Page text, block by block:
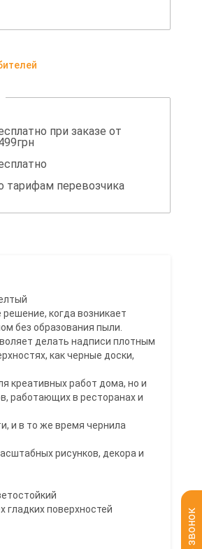
при заказе от
тарифам перевозчика
когда возникает
без образования пыли.
делать надписи плотным
как черные доски,
креативных работ дома, но и
работающих в ресторанах и
и в то же время чернила
рисунков, декора и
гладких поверхностей